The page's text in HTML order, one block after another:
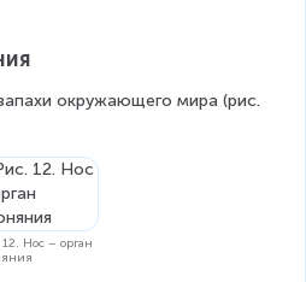
окружающего мира (рис.
Нос – орган